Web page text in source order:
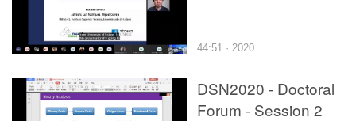
44:51 · 2020
DSN2020 - Doctoral
Forum - Session 2